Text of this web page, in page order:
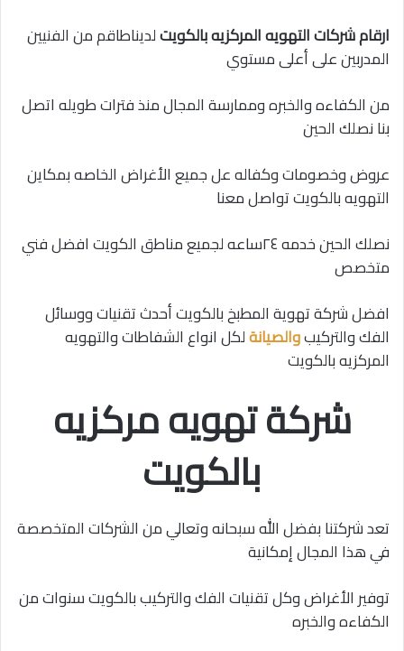
ارقام شركات التهويه المركزيه بالكويتلديناطاقم من الفنيين
المدربين على أعلى مستوي
من الكفاءه والخبره وممارسة المجال منذ فترات طويله اتصل
بنا نصلك الحين
عروض وخصومات وكفاله عل جميع الأغراض الخاصه بمكاين
التهويه بالكويت تواصل معنا
نصلك الحين خدمه ٢٤ساعه لجميع مناطق الكويت افضل فني
متخصص
افضل شركة تهوية المطبخ بالكويت أحدث تقنيات ووسائل
الفك والتركيبوالصيانةلكل انواع الشفاطات والتهويه
المركزيه بالكويت
شركة تهويه مركزيه
بالكويت
تعد شركتنا بفضل الله سبحانه وتعالي من الشركات المتخصصة
في هذا المجال إمكانية
توفير الأغراض وكل تقنيات الفك والتركيب بالكويت سنوات من
الكفاءه والخبره